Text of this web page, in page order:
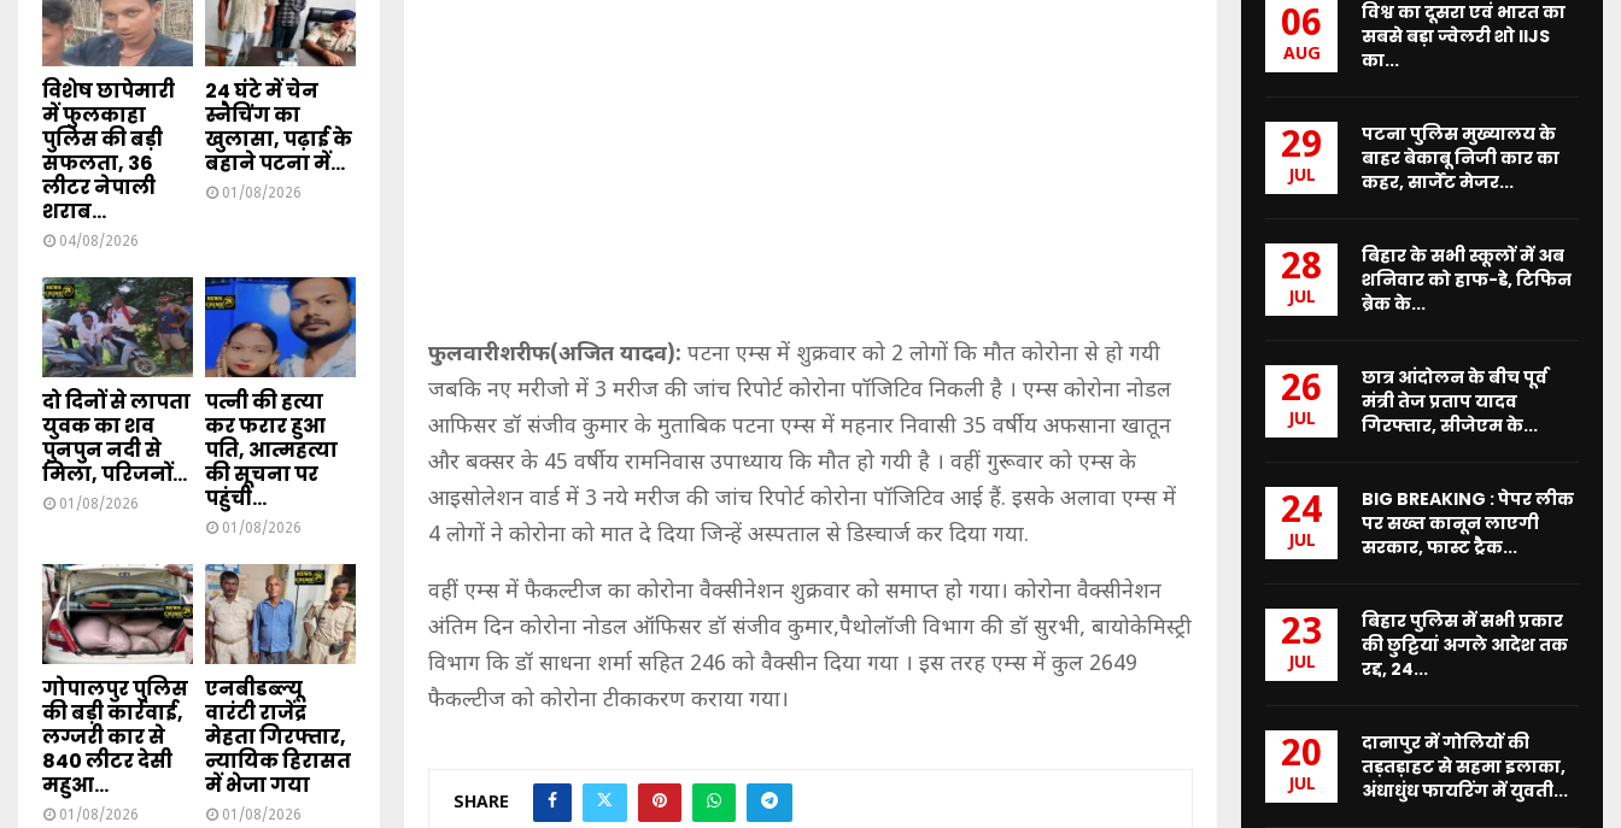
फुलवारीशरीफ(अजित यादव): पटना एम्स में शुक्रवार को 2 लोगों कि मौत कोरोना से हो गयी
जबकि नए मरीजो में 3 मरीज की जांच रिपोर्ट कोरोना पॉजिटिव निकली है । एम्स कोरोना नोडल
आफिसर डॉ संजीव कुमार के मुताबिक पटना एम्स में महनार निवासी 35 वर्षीय अफसाना खातून
और बक्सर के 45 वर्षीय रामनिवास उपाध्याय कि मौत हो गयी है । वहीं गुरूवार को एम्स के
आइसोलेशन वार्ड में 3 नये मरीज की जांच रिपोर्ट कोरोना पॉजिटिव आई हैं. इसके अलावा एम्स में
4 लोगों ने कोरोना को मात दे दिया जिन्हें अस्पताल से डिस्चार्ज कर दिया गया.
वहीं एम्स में फैकल्टीज का कोरोना वैक्सीनेशन शुक्रवार को समाप्त हो गया। कोरोना वैक्सीनेशन
अंतिम दिन कोरोना नोडल ऑफिसर डॉ संजीव कुमार,पैथोलॉजी विभाग की डॉ सुरभी, बायोकेमिस्ट्री
विभाग कि डॉ साधना शर्मा सहित 246 को वैक्सीन दिया गया । इस तरह एम्स में कुल 2649
फैकल्टीज को कोरोना टीकाकरण कराया गया।
SHARE
विशेष छापेमारी
में फुलकाहा
पुलिस की बड़ी
सफलता, 36
लीटर नेपाली
शराब...
04/08/2026
24 घंटे में चेन
स्नैचिंग का
खुलासा, पढ़ाई के
बहाने पटना में...
01/08/2026
दो दिनों से लापता
युवक का शव
पुनपुन नदी से
मिला, परिजनों...
01/08/2026
पत्नी की हत्या
कर फरार हुआ
पति, आत्महत्या
की सूचना पर
पहुंची...
01/08/2026
गोपालपुर पुलिस
की बड़ी कार्रवाई,
लग्जरी कार से
840 लीटर देसी
महुआ...
01/08/2026
एनबीडब्ल्यू
वारंटी राजेंद्र
मेहता गिरफ्तार,
न्यायिक हिरासत
में भेजा गया
01/08/2026
06
AUG
विश्व का दूसरा एवं भारत का
सबसे बड़ा ज्वेलरी शो IIJS
का...
29
JUL
पटना पुलिस मुख्यालय के
बाहर बेकाबू निजी कार का
कहर, सार्जेंट मेजर...
28
JUL
बिहार के सभी स्कूलों में अब
शनिवार को हाफ-डे, टिफिन
ब्रेक के...
26
JUL
छात्र आंदोलन के बीच पूर्व
मंत्री तेज प्रताप यादव
गिरफ्तार, सीजेएम के...
24
JUL
BIG BREAKING : पेपर लीक
पर सख्त कानून लाएगी
सरकार, फास्ट ट्रैक...
23
JUL
बिहार पुलिस में सभी प्रकार
की छुट्टियां अगले आदेश तक
रद्द, 24...
20
JUL
दानापुर में गोलियों की
तड़तड़ाहट से सहमा इलाका,
अंधाधुंध फायरिंग में युवती...